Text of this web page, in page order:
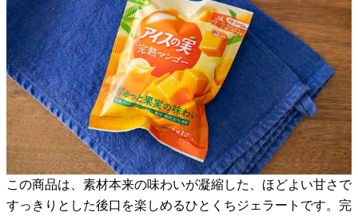
この商品は、素材本来の味わいが凝縮した、ほどよい甘さで
すっきりとした後口を楽しめるひとくちジェラートです。完